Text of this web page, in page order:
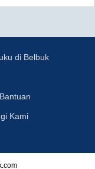
di Belbuk
Kami